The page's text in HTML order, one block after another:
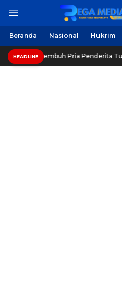
Beranda Nasional Hukrim
HEADLINE
Pria Penderita Tumor 13 Tahun